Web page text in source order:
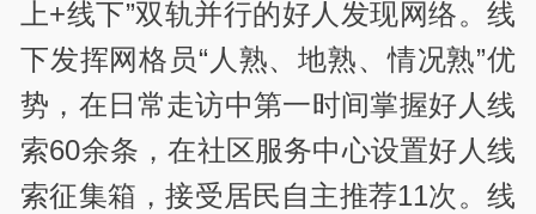
上+线下”双轨并行的好人发现网络。线
下发挥网格员“人熟、地熟、情况熟”优
势，在日常走访中第一时间掌握好人线
索60余条，在社区服务中心设置好人线
索征集箱，接受居民自主推荐11次。线